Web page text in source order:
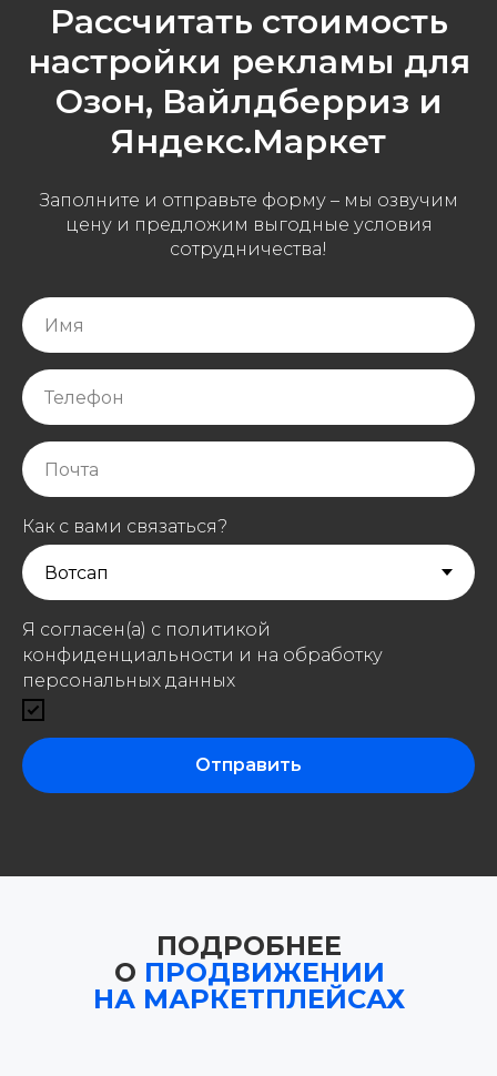
Рассчитать стоимость
настройки рекламы для
Озон, Вайлдберриз и
Яндекс.Маркет
Заполните и отправьте форму – мы озвучим
цену и предложим выгодные условия
сотрудничества!
Как с вами связаться?
Я согласен(а) с политикой
конфиденциальности и на обработку
персональных данных
Отправить
ПОДРОБНЕЕ
О ПРОДВИЖЕНИИ
НА МАРКЕТПЛЕЙСАХ